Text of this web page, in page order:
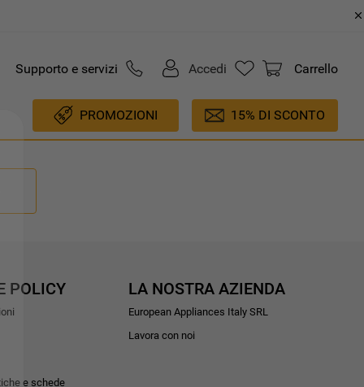
Supporto e servizi Accedi Carrello
PROMOZIONI 15% DI SCONTO
POLICY
e schede
LA NOSTRA AZIENDA
European Appliances Italy SRL
Lavora con noi